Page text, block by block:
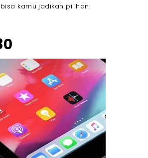
kamu jadikan pilihan: